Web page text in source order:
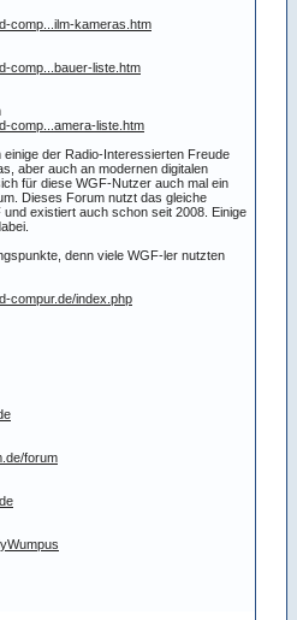
comp...ilm-kameras.htm
comp...bauer-liste.htm
comp...amera-liste.htm
der Radio-Interessierten Freude
aber auch an modernen digitalen
für diese WGF-Nutzer auch mal ein
Dieses Forum nutzt das gleiche
existiert auch schon seit 2008. Einige
denn viele WGF-ler nutzten
compur.de/index.php
forum